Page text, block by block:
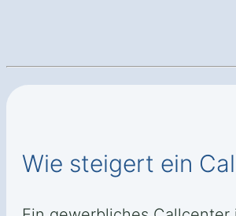
Wie steigert ein